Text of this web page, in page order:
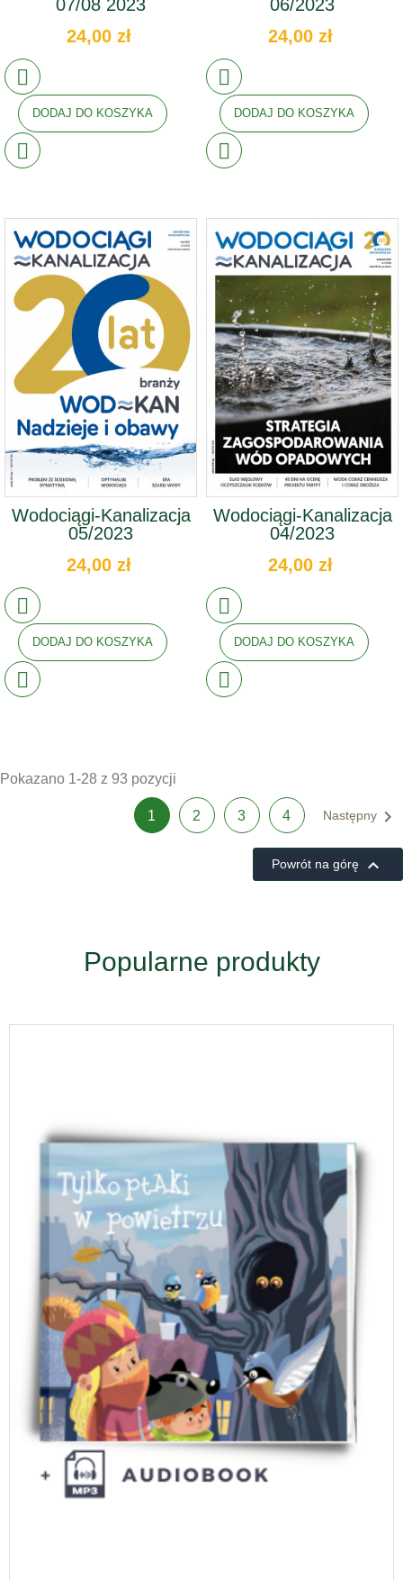
07/08 2023
24,00 zł
DODAJ DO KOSZYKA
06/2023
24,00 zł
DODAJ DO KOSZYKA
Wodociągi-Kanalizacja
05/2023
24,00 zł
DODAJ DO KOSZYKA
Wodociągi-Kanalizacja
04/2023
24,00 zł
DODAJ DO KOSZYKA
Pokazano 1-28 z 93 pozycji
1 2 3 4 Następny 
Powrót na górę 
Popularne produkty